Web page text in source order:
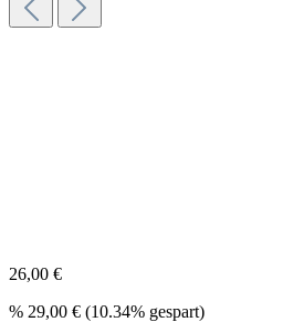
26,00 €
% 29,00 € (10.34% gespart)